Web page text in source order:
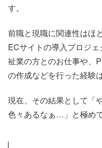
す。
前職と現職に関連性はほ
ECサイトの導入プロジ
祉業の方とのお仕事や、
の作成などを行った経験
現在、その結果として「
色々あるなぁ…」と極め